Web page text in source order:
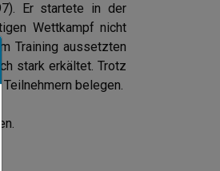
Er startete in der
Wettkampf nicht
Training aussetzten
stark erkältet. Trotz
belegen.